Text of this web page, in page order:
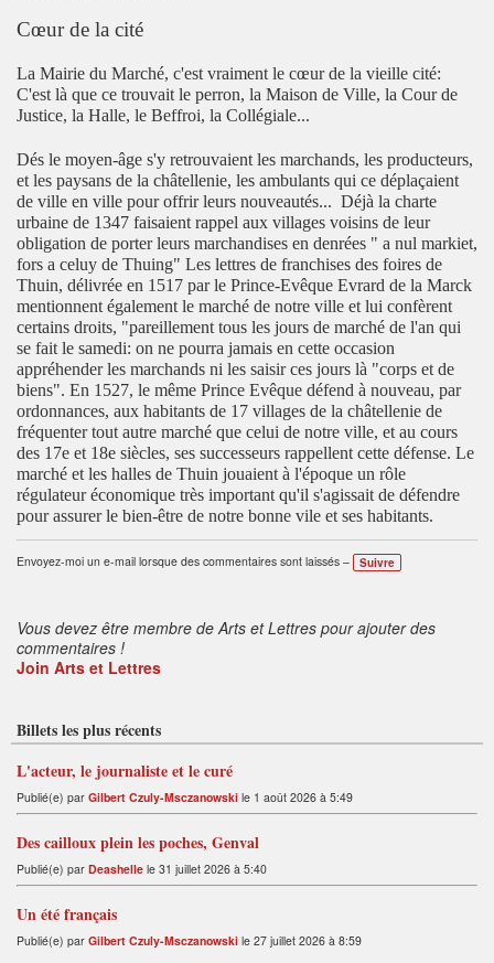
Cœur de la cité
La Mairie du Marché, c'est vraiment le cœur de la vieille cité:
C'est là que ce trouvait le perron, la Maison de Ville, la Cour de
Justice, la Halle, le Beffroi, la Collégiale...
Dés le moyen-âge s'y retrouvaient les marchands, les producteurs,
et les paysans de la châtellenie, les ambulants qui ce déplaçaient
de ville en ville pour offrir leurs nouveautés... Déjà la charte
urbaine de 1347 faisaient rappel aux villages voisins de leur
obligation de porter leurs marchandises en denrées " a nul markiet,
fors a celuy de Thuing" Les lettres de franchises des foires de
Thuin, délivrée en 1517 par le Prince-Evêque Evrard de la Marck
mentionnent également le marché de notre ville et lui confèrent
certains droits, "pareillement tous les jours de marché de l'an qui
se fait le samedi: on ne pourra jamais en cette occasion
appréhender les marchands ni les saisir ces jours là "corps et de
biens". En 1527, le même Prince Evêque défend à nouveau, par
ordonnances, aux habitants de 17 villages de la châtellenie de
fréquenter tout autre marché que celui de notre ville, et au cours
des 17e et 18e siècles, ses successeurs rappellent cette défense. Le
marché et les halles de Thuin jouaient à l'époque un rôle
régulateur économique très important qu'il s'agissait de défendre
pour assurer le bien-être de notre bonne vile et ses habitants.
Envoyez-moi un e-mail lorsque des commentaires sont laissés – Suivre
Vous devez être membre de Arts et Lettres pour ajouter des
commentaires !
Join Arts et Lettres
Billets les plus récents
L'acteur, le journaliste et le curé
Publié(e) par Gilbert Czuly-Msczanowski le 1 août 2026 à 5:49
Des cailloux plein les poches, Genval
Publié(e) par Deashelle le 31 juillet 2026 à 5:40
Un été français
Publié(e) par Gilbert Czuly-Msczanowski le 27 juillet 2026 à 8:59